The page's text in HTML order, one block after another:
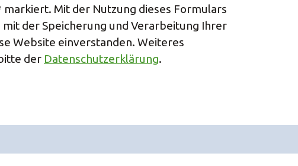
markiert. Mit der Nutzung dieses Formulars
mit der Speicherung und Verarbeitung Ihrer
Website einverstanden. Weiteres
der Datenschutzerklärung.